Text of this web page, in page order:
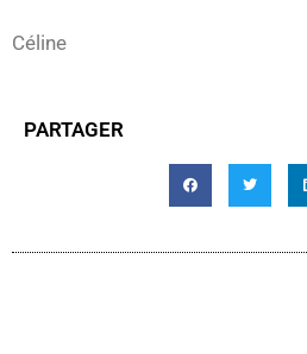
Céline
PARTAGER